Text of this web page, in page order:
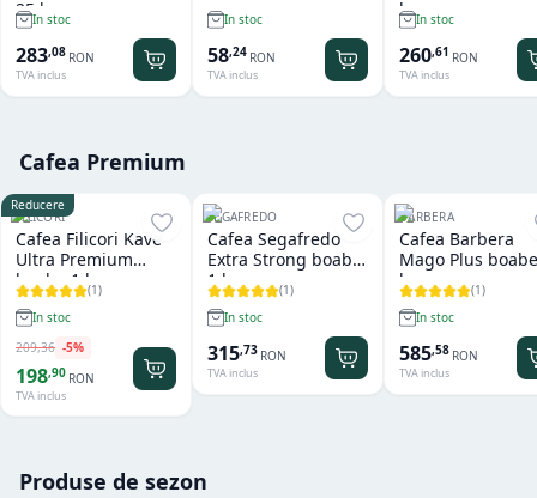
25 kgIn stoc
283,08 RON
TVA inclus
In stoc
58,24 RON
TVA inclus
kgIn stoc
260,61 RON
TVA inclus
Cafea Premium
Reducere
FILICORI
Cafea Filicori Kave
Ultra Premium
boabe 1 kg
(1)
In stoc
209,36 -5%
198,90 RON
TVA inclus
SEGAFREDO
Cafea Segafredo
Extra Strong boabe
1 kg
(1)
In stoc
315,73 RON
TVA inclus
BARBERA
Cafea Barbera
Mago Plus
kg
(1)
In stoc
585,58 RON
TVA inclus
Produse de sezon